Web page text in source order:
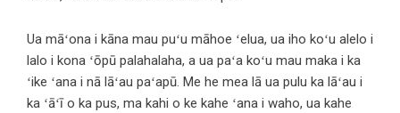
Ua māʻona i kāna mau puʻu māhoe ʻelua, ua iho koʻu alelo i
lalo i kona ʻōpū palahalaha, a ua paʻa koʻu mau maka i ka
ʻike ʻana i nā lāʻau paʻapū. Me he mea lā ua pulu ka lāʻau i
ka ʻāʻī o ka pus, ma kahi o ke kahe ʻana i waho, ua kahe